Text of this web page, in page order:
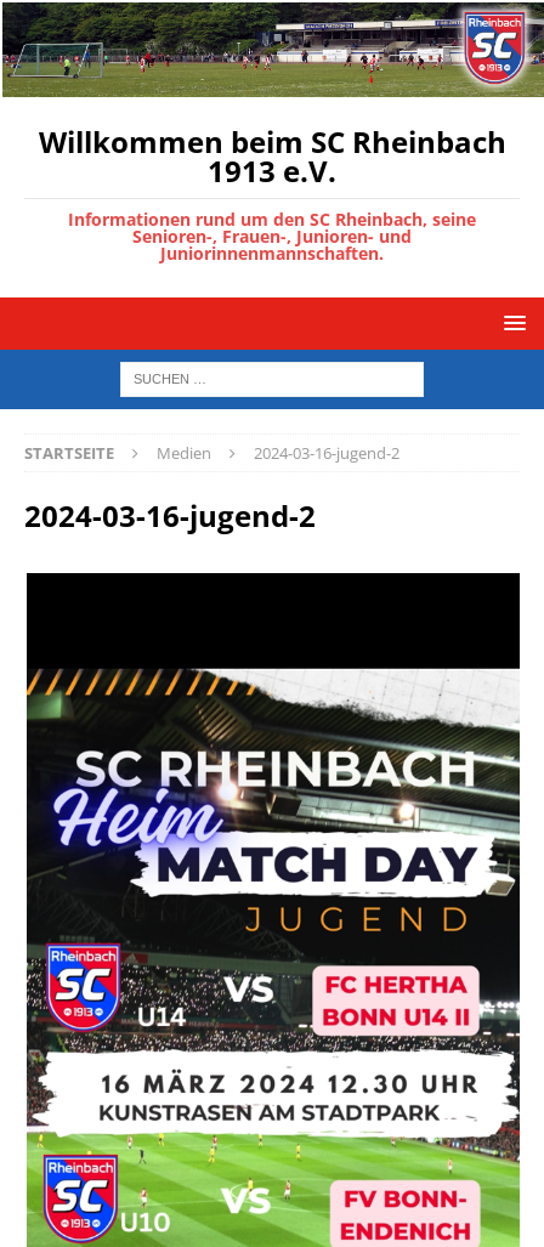
Willkommen beim SC Rheinbach
1913 e.V.
Informationen rund um den SC Rheinbach, seine
Senioren-, Frauen-, Junioren- und
Juniorinnenmannschaften.
STARTSEITE Medien 2024-03-16-jugend-2
2024-03-16-jugend-2